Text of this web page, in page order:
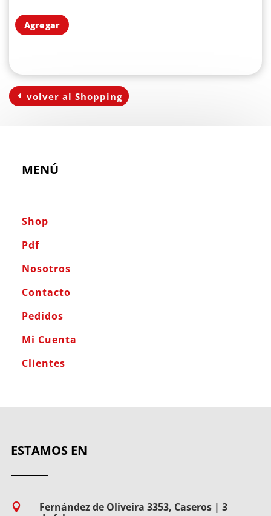
Agregar
volver al Shopping
MENÚ
Shop
Pdf
Nosotros
Contacto
Pedidos
Mi Cuenta
Clientes
ESTAMOS EN

Fernández de Oliveira 3353, Caseros | 3